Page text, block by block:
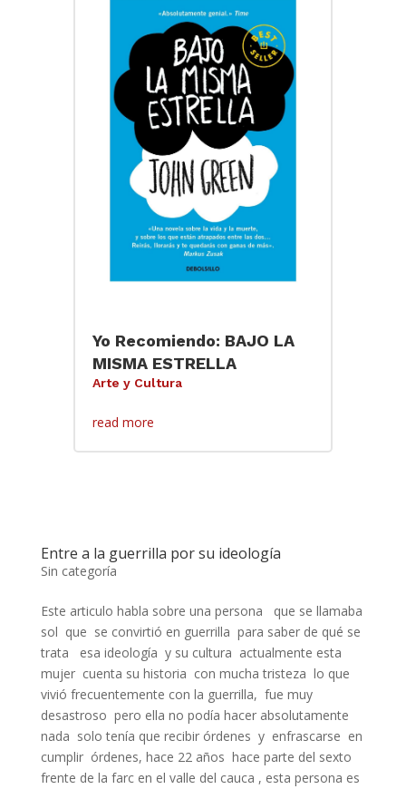
Yo Recomiendo: BAJO LA
MISMA ESTRELLA
Arte y Cultura
read more
Entre a la guerrilla por su ideología
Sin categoría
Este articulo habla sobre una persona que se llamaba
sol que se convirtió en guerrilla para saber de qué se
trata esa ideología y su cultura actualmente esta
mujer cuenta su historia con mucha tristeza lo que
vivió frecuentemente con la guerrilla, fue muy
desastroso pero ella no podía hacer absolutamente
nada solo tenía que recibir órdenes y enfrascarse en
cumplir órdenes, hace 22 años hace parte del sexto
frente de la farc en el valle del cauca , esta persona es